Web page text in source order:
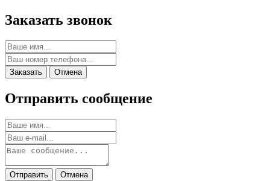
Заказать звонок
Заказать Отмена
Отправить сообщение
Отправить Отмена